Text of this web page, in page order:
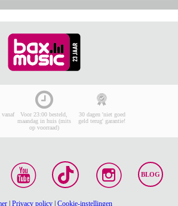
vanaf
Voor 23:00 besteld,
maandag in huis (mits
op voorraad)
30 dagen 'niet goed
geld terug' garantie!
BLOG
| Privacy policy| Cookie-instellingen